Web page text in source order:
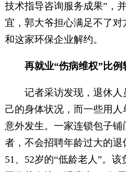
技术指导咨询服务成果”，
宜，郭大爷担心满足不了
和这家环保企业解约。
再就业“伤病维权”比例
记者采访发现，退休人
己的身体状况，而一些用
意外发生。一家连锁包子铺
者，不会招聘年龄过大的
51、52岁的“低龄老人”。